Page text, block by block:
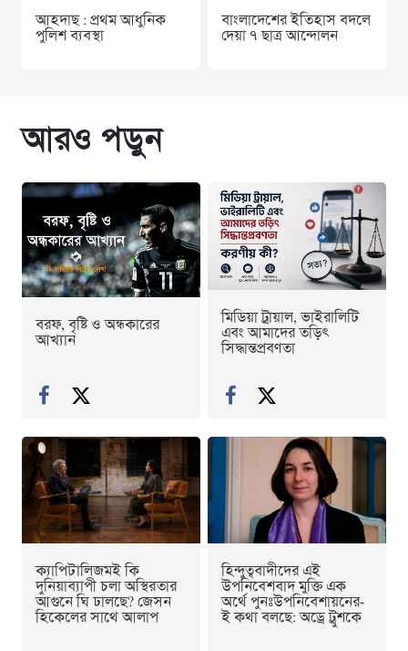
আহদাছ : প্রথম আধুনিক
পুলিশ ব্যবস্থা
বাংলাদেশের ইতিহাস বদলে
দেয়া ৭ ছাত্র আন্দোলন
আরও পড়ুন
বরফ, বৃষ্টি ও অন্ধকারের
আখ্যান
মিডিয়া ট্রায়াল, ভাইরালিটি
এবং আমাদের তড়িৎ
সিদ্ধান্তপ্রবণতা
ক্যাপিটালিজমই কি
দুনিয়াব্যাপী চলা অস্থিরতার
আগুনে ঘি ঢালছে? জেসন
হিকেলের সাথে আলাপ
হিন্দুত্ববাদীদের এই
উপনিবেশবাদ মুক্তি এক
অর্থে পুনঃউপনিবেশায়নের-
ই কথা বলছে: অড্রে ট্রুশকে